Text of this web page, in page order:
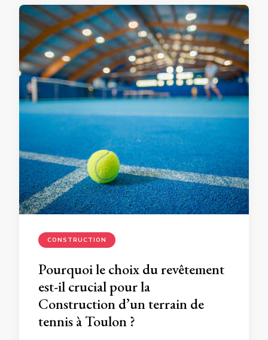
CONSTRUCTION
Pourquoi le choix du revêtement
est-il crucial pour la
Construction d’un terrain de
tennis à Toulon ?